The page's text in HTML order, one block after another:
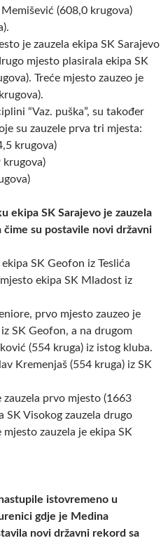
(608,0 krugova)
je zauzela ekipa SK Sarajevo
mjesto plasirala ekipa SK
Treće mjesto zauzeo je
“Vaz. puška”, su također
su zauzele prva tri mjesta:
krugova)
krugova)
ekipa SK Sarajevo je zauzela
su postavile novi državni
SK Geofon iz Teslića
ekipa SK Mladost iz
prvo mjesto zauzeo je
SK Geofon, a na drugom
(554 kruga) iz istog kluba.
Kremenjaš (554 kruga) iz SK
zauzela prvo mjesto (1663
SK Visokog zauzela drugo
zauzela je ekipa SK
istovremeno u
gdje je Medina
novi državni rekord sa